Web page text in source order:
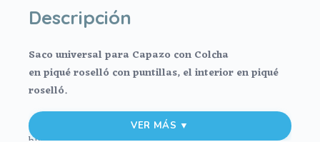
en
gris
Descripción
Saco universal para Capazo con Colcha
enpiqué roselló con puntillas, el interior en piqué
roselló.
-Funda en tejido en piqué de algodón roselló
VER MÁS ▼